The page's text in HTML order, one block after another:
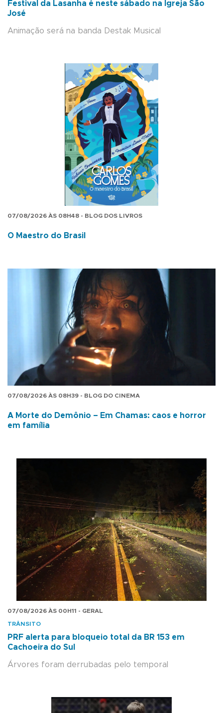
Festival da Lasanha é neste sábado na Igreja São
José
Animação será na banda Destak Musical
07/08/2026 ÀS 08H48 - BLOG DOS LIVROS
O Maestro do Brasil
07/08/2026 ÀS 08H39 - BLOG DO CINEMA
A Morte do Demônio – Em Chamas: caos e horror
em família
07/08/2026 ÀS 00H11 - GERAL
TRÂNSITO
PRF alerta para bloqueio total da BR 153 em
Cachoeira do Sul
Árvores foram derrubadas pelo temporal